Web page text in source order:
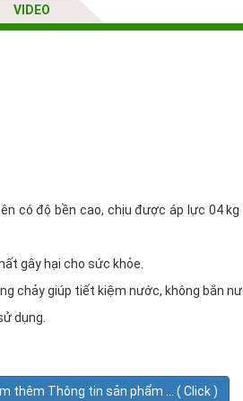
VIDEO
có độ bền cao, chịu được áp lực 04
gây hại cho sức khỏe.
chảy giúp tiết kiệm nước, không bắn
dụng.
thêm Thông tin sản phẩm ... ( Click )